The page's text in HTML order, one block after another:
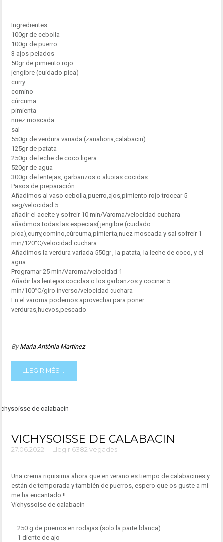
Ingredientes
100gr de cebolla
100gr de puerro
3 ajos pelados
50gr de pimiento rojo
jengibre (cuidado pica)
curry
comino
cúrcuma
pimienta
nuez moscada
sal
550gr de verdura variada (zanahoria,calabacin)
125gr de patata
250gr de leche de coco ligera
520gr de agua
300gr de lentejas, garbanzos o alubias cocidas
Pasos de preparación
Añadimos al vaso cebolla,puerro,ajos,pimiento rojo trocear 5
seg/velocidad 5
añadir el aceite y sofreir 10 min/Varoma/velocidad cuchara
añadimos todas las especias( jengibre (cuidado
pica),curry,comino,cúrcuma,pimienta,nuez moscada y sal sofreir 1
min/120°C/velocidad cuchara
Añadimos la verdura variada 550gr , la patata, la leche de coco, y el
agua
Programar 25 min/Varoma/velocidad 1
Añadir las lentejas cocidas o los garbanzos y cocinar 5
min/100°C/giro inverso/velocidad cuchara
En el varoma podemos aprovechar para poner
verduras,huevos,pescado
ByMaria Antònia Martinez
LLEGIR MÉS ...
VICHYSOISSE DE CALABACIN
27.06.2022 Llegir 6382 vegades
Una crema riquisima ahora que en verano es tiempo de calabacines y
están de temporada y también de puerros, espero que os guste a mi
me ha encantado !!
Vichyssoise de calabacín
250 g de puerros en rodajas (solo la parte blanca)
1 diente de ajo